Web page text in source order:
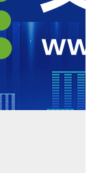
能源如锂电、储